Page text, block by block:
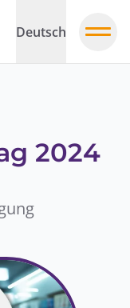
Deutsch
2024